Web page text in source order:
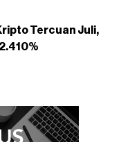
Tercuan Juli,